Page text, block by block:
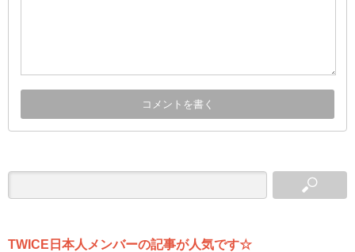
TWICE日本人メンバーの記事が人気です☆